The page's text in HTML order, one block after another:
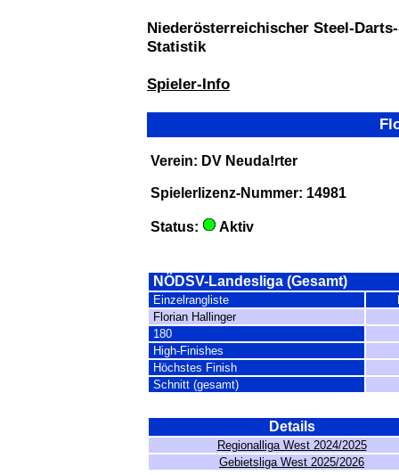
Niederösterreichischer Steel-
Statistik
Spieler-Info
Verein: DV Neuda!rter
Spielerlizenz-Nummer: 14981
Status: Aktiv
NÖDSV-Landesliga (Gesamt)
Einzelrangliste
Florian Hallinger
180
High-Finishes
Höchstes Finish
Schnitt (gesamt)
Details
Regionalliga West 2024/2025
Gebietsliga West 2025/2026